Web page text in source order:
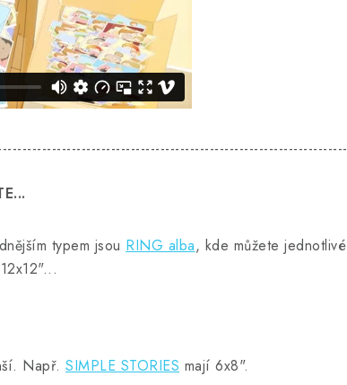
typem jsou RING alba, kde můžete
Např. SIMPLE STORIES mají 6x8".